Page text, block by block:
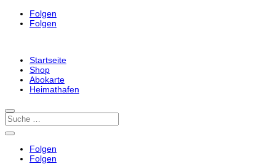
Folgen
Folgen
Startseite
Shop
Abokarte
Heimathafen
Folgen
Folgen